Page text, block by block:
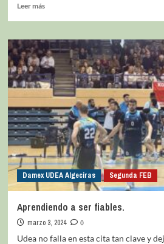
Leer más
Damex UDEA Algeciras Segunda FEB
Aprendiendo a ser fiables.
marzo 3, 2024
0
Udea no falla en esta cita tan clave y